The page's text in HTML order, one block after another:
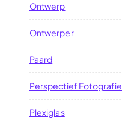
Ontwerp
Ontwerper
Paard
Perspectief Fotografie
Plexiglas